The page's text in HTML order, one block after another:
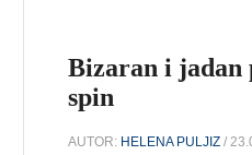
Bizaran i jadan
spin
AUTOR: HELENA PULJIZ /